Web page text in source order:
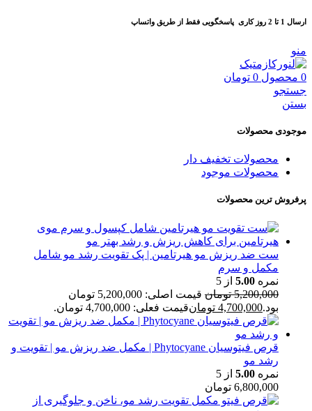
ارسال 1 تا 2 روز کاری پاسخگویی فقط از طریق واتساپ
منو
0 محصول 0 تومان
جستجو
بستن
موجودی محصولات
محصولات تخفیف دار
محصولات موجود
پرفروش ترین محصولات
ست ضد ریزش مو هیرتامین | پک تقویت رشد مو شامل
مکمل و سرم
نمره 5.00 از 5
5,200,000 تومان
قیمت اصلی: 5,200,000 تومان
بود.4,700,000 تومانقیمت فعلی: 4,700,000 تومان.
قرص فیتوسیان Phytocyane | مکمل ضد ریزش مو | تقویت و
رشد مو
نمره 5.00 از 5
6,800,000 تومان